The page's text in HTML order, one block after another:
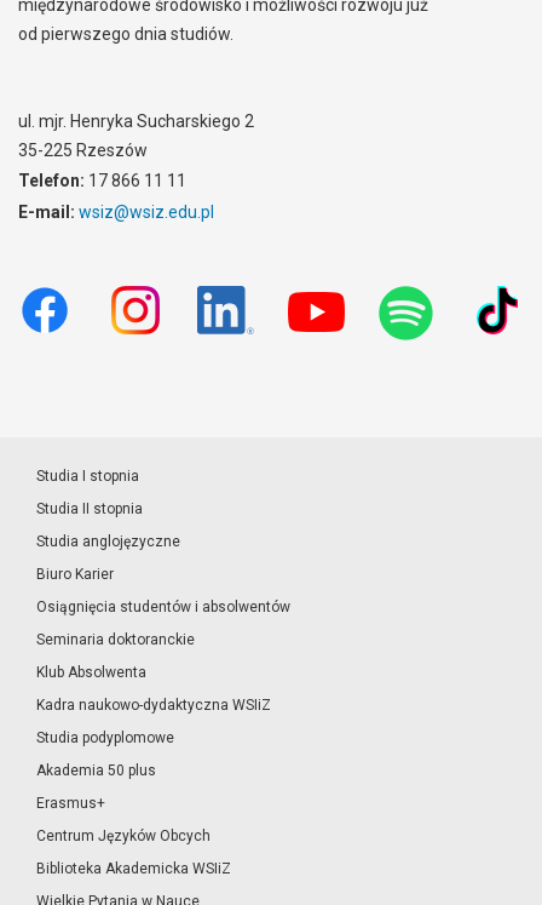
międzynarodowe środowisko i możliwości rozwoju już
od pierwszego dnia studiów.
ul. mjr. Henryka Sucharskiego 2
35-225 Rzeszów
Telefon: 17 866 11 11
E-mail: wsiz@wsiz.edu.pl
Studia I stopnia
Studia II stopnia
Studia anglojęzyczne
Biuro Karier
Osiągnięcia studentów i absolwentów
Seminaria doktoranckie
Klub Absolwenta
Kadra naukowo-dydaktyczna WSIiZ
Studia podyplomowe
Akademia 50 plus
Erasmus+
Centrum Języków Obcych
Biblioteka Akademicka WSIiZ
Wielkie Pytania w Nauce